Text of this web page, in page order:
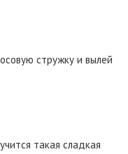
стружку и вылей
такая сладкая